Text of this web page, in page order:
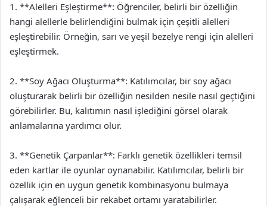
1. **Alelleri Eşleştirme**: Öğrenciler, belirli bir özelliğin
hangi alellerle belirlendiğini bulmak için çeşitli alelleri
eşleştirebilir. Örneğin, sarı ve yeşil bezelye rengi için alelleri
eşleştirmek.
2. **Soy Ağacı Oluşturma**: Katılımcılar, bir soy ağacı
oluşturarak belirli bir özelliğin nesilden nesile nasıl geçtiğini
görebilirler. Bu, kalıtımın nasıl işlediğini görsel olarak
anlamalarına yardımcı olur.
3. **Genetik Çarpanlar**: Farklı genetik özellikleri temsil
eden kartlar ile oyunlar oynanabilir. Katılımcılar, belirli bir
özellik için en uygun genetik kombinasyonu bulmaya
çalışarak eğlenceli bir rekabet ortamı yaratabilirler.